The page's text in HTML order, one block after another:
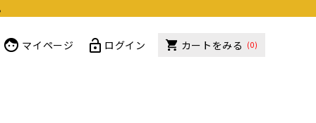
マイページ ログイン カートをみる (0)